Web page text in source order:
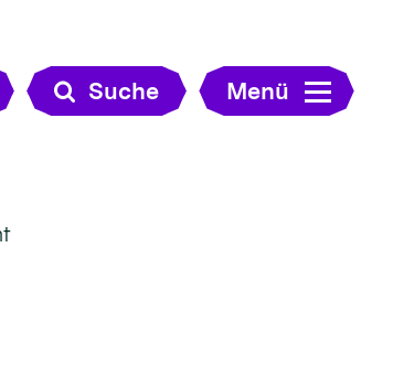
Suche Menü